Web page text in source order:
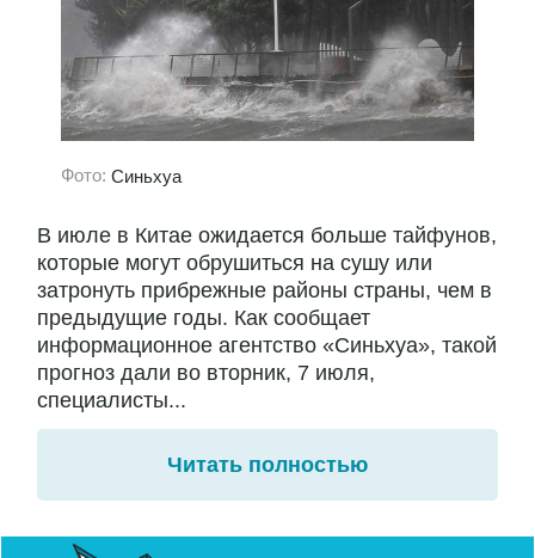
Фото: Синьхуа
В июле в Китае ожидается больше тайфунов,
которые могут обрушиться на сушу или
затронуть прибрежные районы страны, чем в
предыдущие годы. Как сообщает
информационное агентство «Синьхуа», такой
прогноз дали во вторник, 7 июля,
специалисты...
Читать полностью